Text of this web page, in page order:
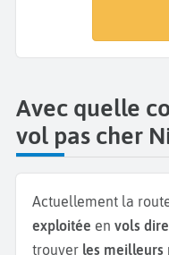
Avec quelle
vol pas cher
Actuellement la
exploitée en vols
trouver les meilleurs